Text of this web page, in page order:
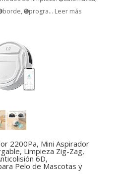
➎progra... Leer más
2200Pa, Mini Aspirador
Limpieza Zig-Zag,
6D,
Pelo de Mascotas y